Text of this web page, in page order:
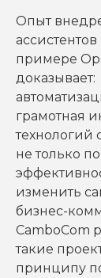
Опыт
ассистентов
примере
доказывает:
грамотная
технологий
не только
изменить
бизнес-
CamboCom
такие
принципу